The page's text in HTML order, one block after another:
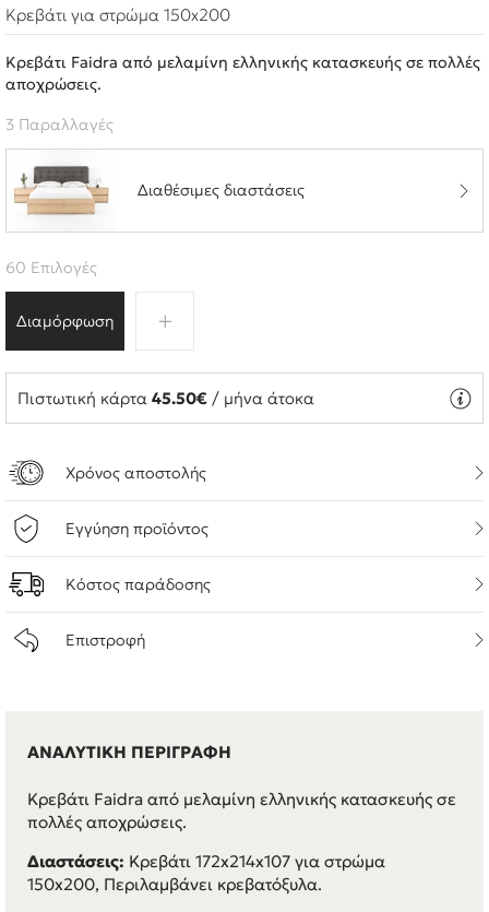
Κρεβάτι για στρώμα 150x200
Κρεβάτι Faidra από μελαμίνη ελληνικής κατασκευής σε πολλές
αποχρώσεις.
3 Παραλλαγές
Διαθέσιμες διαστάσεις
Διαμόρφωση
60 Επιλογές
Πιστωτική κάρτα 45.50€ / μήνα άτοκα
Χρόνος αποστολής
Εγγύηση προϊόντος
Κόστος παράδοσης
Επιστροφή
ΑΝΑΛΥΤΙΚΗ ΠΕΡΙΓΡΑΦΗ
Κρεβάτι Faidra από μελαμίνη ελληνικής κατασκευής σε
πολλές αποχρώσεις.
Διαστάσεις: Κρεβάτι 172x214x107 για στρώμα
150x200, Περιλαμβάνει κρεβατόξυλα.